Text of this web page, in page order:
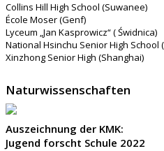
Collins Hill High School (Suwanee)
École Moser (Genf)
Lyceum „Jan Kasprowicz“ ( Świdnica)
National Hsinchu Senior High School
Xinzhong Senior High (Shanghai)
Naturwissenschaften
Auszeichnung der KMK:
Jugend forscht Schule 2022